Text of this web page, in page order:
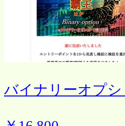
バイナリーオプ